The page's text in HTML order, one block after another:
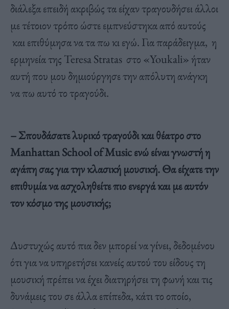
διάλεξα επειδή ακριβώς τα είχαν τραγουδήσει άλλοι
με τέτοιον τρόπο ώστε εμπνεύστηκα από αυτούς
και επιθύμησα να τα πω κι εγώ. Για παράδειγμα, η
ερμηνεία της Teresa Stratas στο «Youkali» ήταν
αυτή που μου δημιούργησε την απόλυτη ανάγκη
να πω αυτό το τραγούδι.
– Σπουδάσατε λυρικό τραγούδι και θέατρο στο
Manhattan School of Music ενώ είναι γνωστή η
αγάπη σας για την κλασική μουσική. Θα είχατε την
επιθυμία να ασχοληθείτε πιο ενεργά και με αυτόν
τον κόσμο της μουσικής;
Δυστυχώς αυτό πια δεν μπορεί να γίνει, δεδομένου
ότι για να υπηρετήσει κανείς αυτού του είδους τη
μουσική πρέπει να έχει διατηρήσει τη φωνή και τις
δυνάμεις του σε άλλα επίπεδα, κάτι το οποίο,